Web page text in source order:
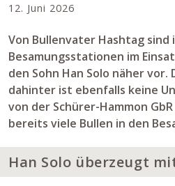
12. Juni 2026
Von Bullenvater Hashtag sind
Besamungsstationen im
den Sohn Han Solo näher vor.
dahinter ist ebenfalls keine
von der Schürer-Hammon
bereits viele Bullen in den
Han Solo überzeugt